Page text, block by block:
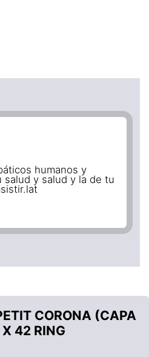
humanos y
salud y salud y la de tu
CORONA (CAPA
42 RING